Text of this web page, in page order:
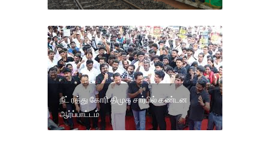
நீட் ரத்து கோரி திமுக சார்பில் கண்டன
ஆர்ப்பாட்டம்